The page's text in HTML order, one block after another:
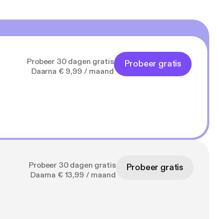
Probeer 30 dagen gratis
Daarna € 9,99 / maand
Probeer gratis
Probeer 30 dagen gratis
Daarna € 13,99 / maand
Probeer gratis